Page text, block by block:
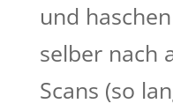
und
selber nach
Scans (so